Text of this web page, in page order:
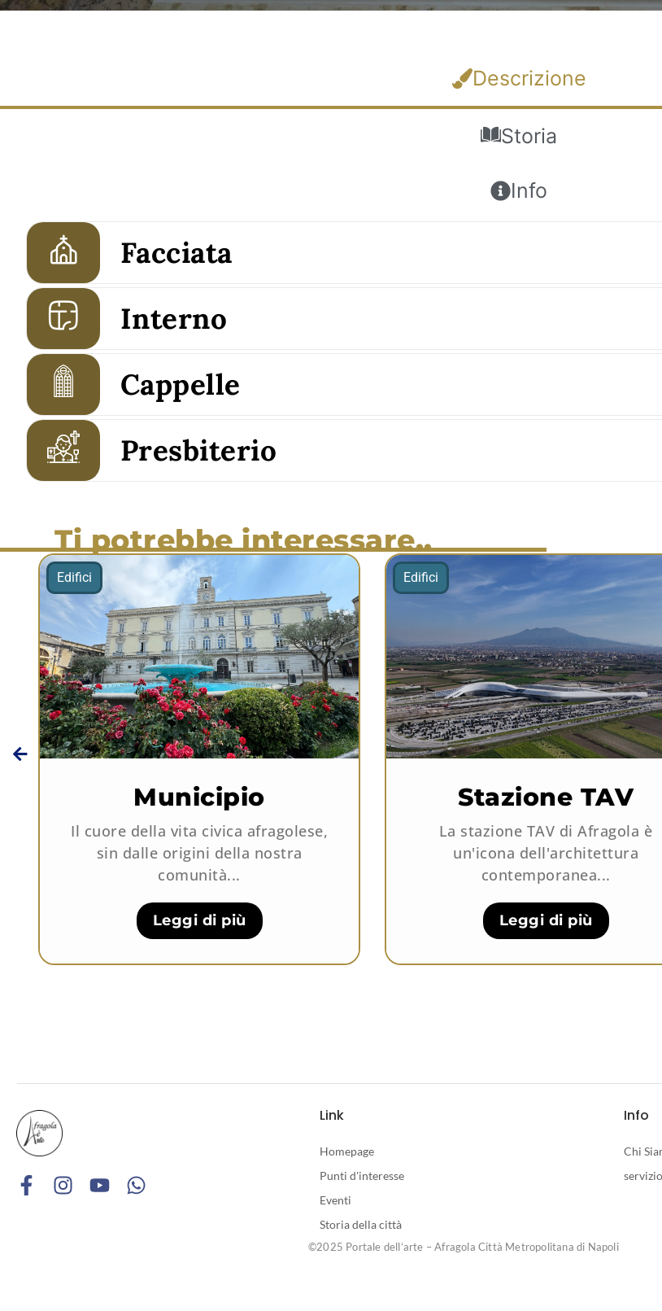
Descrizione
Storia
Info
Facciata
Interno
Cappelle
Presbiterio
Ti potrebbe interessare..
Edifici
Municipio
Il cuore della vita civica afragolese,
sin dalle origini della nostra
comunità...
Leggi di più
Edifici
Stazione TAV
La stazione TAV di Afragola è
un'icona dell'architettura
contemporanea...
Leggi di più
Link
Homepage
Punti d'interesse
Eventi
Storia della città
Info
Chi
©2025 Portale dell’arte – Afragola Città Metropolitana di Napoli